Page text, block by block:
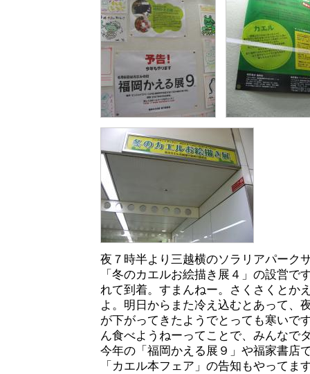
夜７時半より三越横のソラリアパーク
「冬のカエルお絵描き展４」の設営で
れて到着。すまんねー。さくさくとか
よ。明日からまた冷え込むとあって、
が下がってきたようでとっても寒いで
ん食べようねーってことで、みんなで
今年の「福岡かえる展９」や福家書店
「カエル本フェア」の告知もやってま